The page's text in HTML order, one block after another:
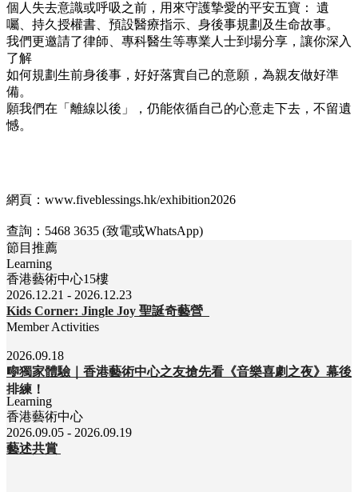
個人失去意識或呼吸之前，用來守護摯愛的平安五寶： 遺
囑、持久授權書、預設醫療指示、身後事規劃及生命故事。
我們更邀請了律師、專科醫生等專業人士到場分享，讓你深入
了解
如何規劃生前身後事，好好落實自己的意願，為親友做好準
備。
願我們在「離線以後」，仍能依循自己的心意走下去，不留遺
憾。
網頁：www.fiveblessings.hk/exhibition2026
查詢：5468 3635 (致電或WhatsApp)
節目推薦
Learning
香港藝術中心15樓
2026.12.21 - 2026.12.23
Kids Corner: Jingle Joy 聖誕奇藝營
Member Activities
2026.09.18
🎼獨家體驗｜香港藝術中心之友搶先看《音樂喜劇之夜》幕後
排練！
Learning
香港藝術中心
2026.09.05 - 2026.09.19
藝述共賞